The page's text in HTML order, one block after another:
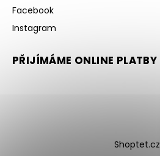
Facebook
Instagram
PŘIJÍMÁME ONLINE PLATBY
Shoptet.cz